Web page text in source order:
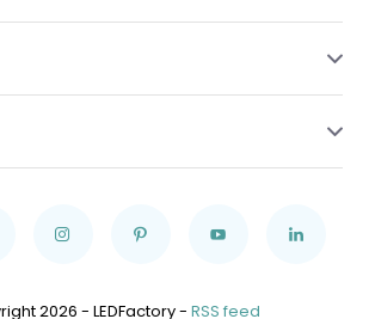
2026 - LEDFactory - RSS feed